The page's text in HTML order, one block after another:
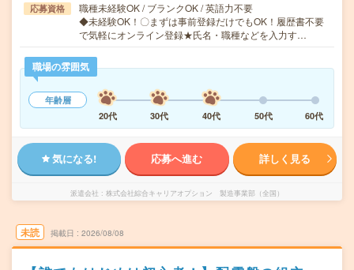
応募資格
職種未経験OK / ブランクOK / 英語力不要
◆未経験OK！〇まずは事前登録だけでもOK！履歴書不要
で気軽にオンライン登録★氏名・職種などを入力す…
職場の雰囲気
年齢層
20代
30代 40代 50代 60代
気になる! 応募へ進む 詳しく見る
派遣会社 株式会社綜合キャリアオプション 製造事業部（全国）
未読 掲載日 2026/08/08